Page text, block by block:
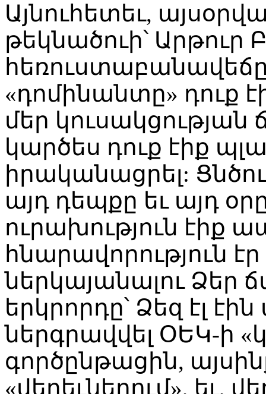
Այնուհետեւ,
թեկնածուի՝
«դոմինանտը» դուք
մեր
կարծես դուք էիք
իրականացրել:
այդ դեպքը եւ այդ
ուրախություն էիք
հնարավորություն
ներկայանալու Ձեր
երկրորդը՝ Ձեզ էլ
ներգրավվել ՕԵԿ-ի
գործընթացին,
«վերեւներում», եւ,